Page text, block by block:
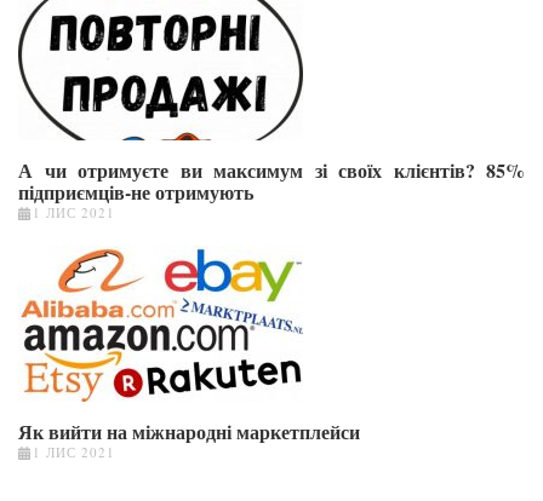
А чи отримуєте ви максимум зі своїх клієнтів? 85%
підприємців-не отримують
1 ЛИС 2021
Як вийти на міжнародні маркетплейси
1 ЛИС 2021